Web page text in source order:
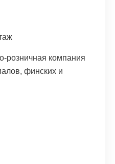
розничная компания
финских и